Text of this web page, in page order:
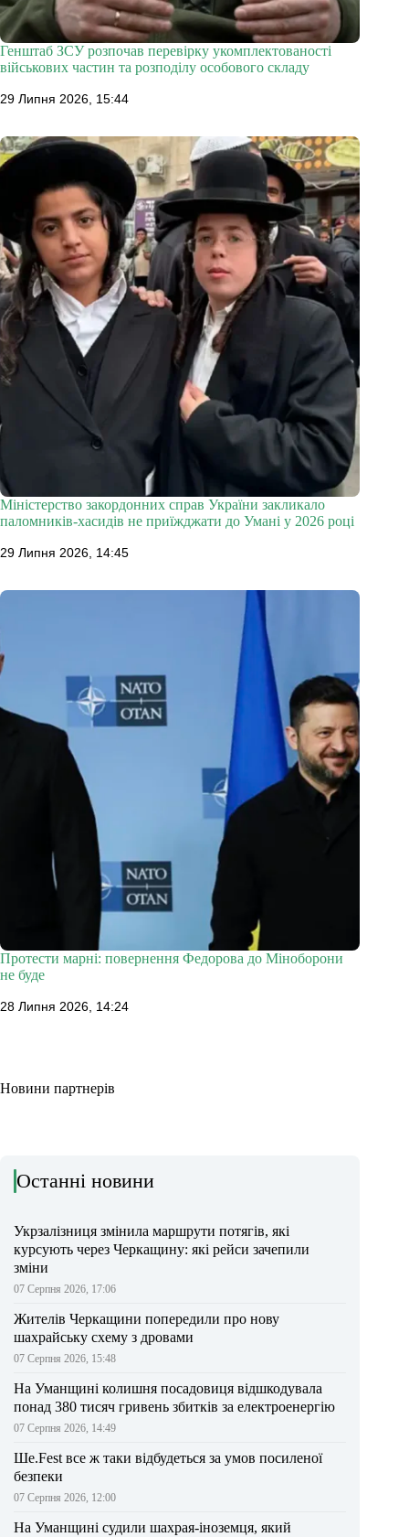
Генштаб ЗСУ розпочав перевірку укомплектованості
військових частин та розподілу особового складу
29 Липня 2026, 15:44
Міністерство закордонних справ України закликало
паломників-хасидів не приїжджати до Умані у 2026 році
29 Липня 2026, 14:45
Протести марні: повернення Федорова до Міноборони
не буде
28 Липня 2026, 14:24
Новини партнерів
Останні новини
Укрзалізниця змінила маршрути потягів, які
курсують через Черкащину: які рейси зачепили
зміни
07 Серпня 2026, 17:06
Жителів Черкащини попередили про нову
шахрайську схему з дровами
07 Серпня 2026, 15:48
На Уманщині колишня посадовиця відшкодувала
понад 380 тисяч гривень збитків за електроенергію
07 Серпня 2026, 14:49
Ше.Fest все ж таки відбудеться за умов посиленої
безпеки
07 Серпня 2026, 12:00
На Уманщині судили шахрая-іноземця, який